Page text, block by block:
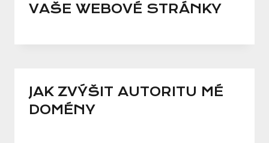
VAŠE WEBOVÉ STRÁNKY
JAK ZVÝŠIT AUTORITU MÉ
DOMÉNY